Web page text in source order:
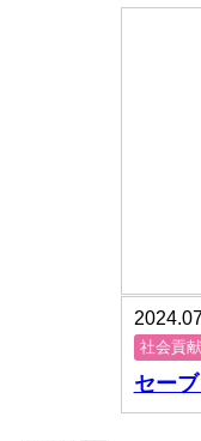
社会貢献
セー